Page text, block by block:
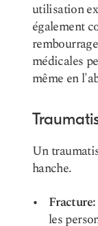
utilisation
également
médicales
même en
Un
hanche.
Fracture:
les